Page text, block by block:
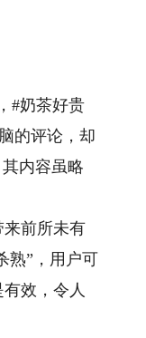
#奶茶好贵
的评论，却
内容虽略
前所未有
熟”，用户可
效，令人